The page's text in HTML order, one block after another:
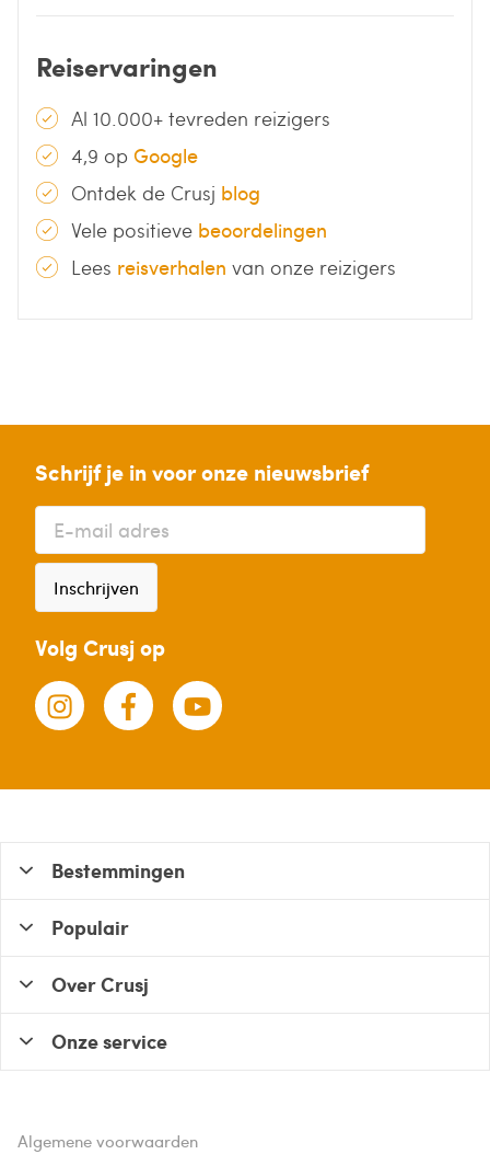
Reiservaringen
Al 10.000+ tevreden reizigers
4,9 op Google
Ontdek de Crusj blog
Vele positieve beoordelingen
Lees reisverhalen van onze reizigers
Schrijf je in voor onze nieuwsbrief
Inschrijven
Volg Crusj op
Bestemmingen
Populair
Over Crusj
Onze service
Algemene voorwaarden